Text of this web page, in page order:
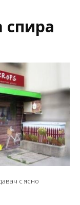
спира
с ясно